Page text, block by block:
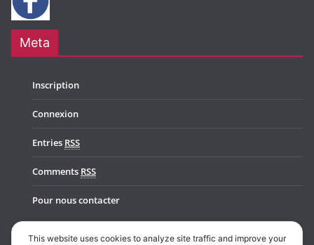
Meta
Inscription
Connexion
Entries RSS
Comments RSS
Pour nous contacter
This website uses cookies to analyze site traffic and improve your